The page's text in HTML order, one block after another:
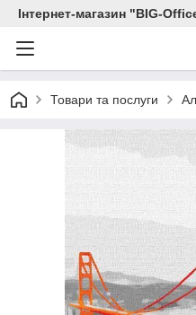
Інтернет-магазин "BIG-
Товари та послуги